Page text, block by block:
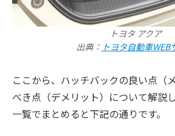
トヨタ アクア
出典： トヨタ自動車WEB
ここから、ハッチバックの良い点（
べき点（デメリット）について解説し
一覧でまとめると下記の通りです。